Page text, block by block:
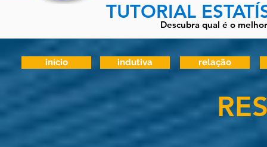
TUTORIAL
Descubra qual é o
início indutiva relação